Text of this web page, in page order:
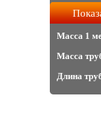
Масса 1
Масса
Длина